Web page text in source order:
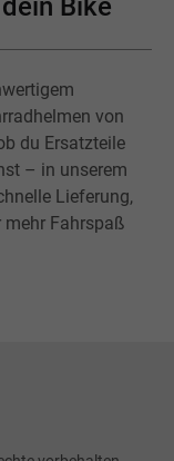
Bike
von
du Ersatzteile
– in unserem
Lieferung,
Fahrspaß